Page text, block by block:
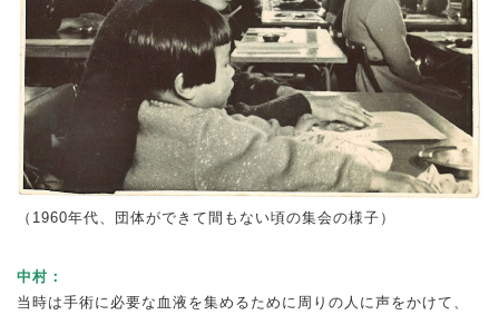
（1960年代、団体ができて間もない頃の集会の様子）
中村：
当時は手術に必要な血液を集めるために周りの人に声をかけて、